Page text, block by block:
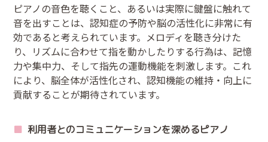
ピアノの音色を聴くこと、あるいは実際に鍵盤に触れて
音を出すことは、認知症の予防や脳の活性化に非常に有
効であると考えられています。メロディを聴き分けた
り、リズムに合わせて指を動かしたりする行為は、記憶
力や集中力、そして指先の運動機能を刺激します。これ
により、脳全体が活性化され、認知機能の維持・向上に
貢献することが期待されています。
利用者とのコミュニケーションを深めるピアノ